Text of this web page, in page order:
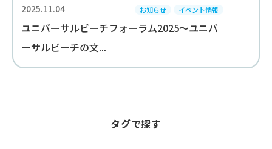
2025.11.04 お知らせ イベント情報
ユニバーサルビーチフォーラム2025～ユニバ
ーサルビーチの文...
タグで探す